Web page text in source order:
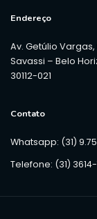
Endereço
Av. Getúlio Vargas,
Savassi – Belo
30112-021
Contato
Whatsapp: (31)
Telefone: (31)